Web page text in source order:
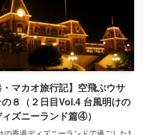
・マカオ旅行記】空飛ぶウサ
８（２日目Vol.4 台風明けの
ズニーランド篇④）